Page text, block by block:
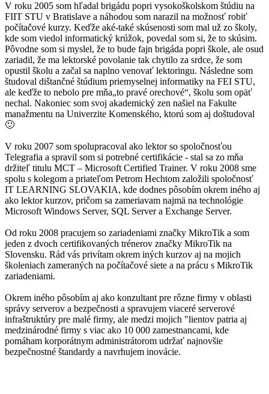
V roku 2005 som hľadal brigádu popri vysokoškolskom štúdiu na
FIIT STU v Bratislave a náhodou som narazil na možnosť robiť
počítačové kurzy. Keďže aké-také skúsenosti som mal už zo školy,
kde som viedol informatický krúžok, povedal som si, že to skúsim.
Pôvodne som si myslel, že to bude fajn brigáda popri škole, ale osud
zariadil, že ma lektorské povolanie tak chytilo za srdce, že som
opustil školu a začal sa naplno venovať lektoringu. Následne som
študoval dištančné štúdium priemyselnej informatiky na FEI STU,
ale keďže to nebolo pre mňa„to pravé orechové“, školu som opäť
nechal. Nakoniec som svoj akademický zen našiel na Fakulte
manažmentu na Univerzite Komenského, ktorú som aj doštudoval
🙂
V roku 2007 som spolupracoval ako lektor so spoločnosťou
Telegrafia a spravil som si potrebné certifikácie - stal sa zo mňa
držiteľ titulu MCT – Microsoft Certified Trainer. V roku 2008 sme
spolu s kolegom a priateľom Petrom Hechtom založili spoločnosť
IT LEARNING SLOVAKIA, kde dodnes pôsobím okrem iného aj
ako lektor kurzov, pričom sa zameriavam najmä na technológie
Microsoft Windows Server, SQL Server a Exchange Server.
Od roku 2008 pracujem so zariadeniami značky MikroTik a som
jeden z dvoch certifikovaných trénerov značky MikroTik na
Slovensku. Rád vás privítam okrem iných kurzov aj na mojich
školeniach zameraných na počítačové siete a na prácu s MikroTik
zariadeniami.
Okrem iného pôsobím aj ako konzultant pre rôzne firmy v oblasti
správy serverov a bezpečnosti a spravujem viaceré serverové
infraštruktúry pre malé firmy, ale medzi mojich "lientov patria aj
medzinárodné firmy s viac ako 10 000 zamestnancami, kde
pomáham korporátnym administrátorom udržať najnovšie
bezpečnostné štandardy a navrhujem inovácie.